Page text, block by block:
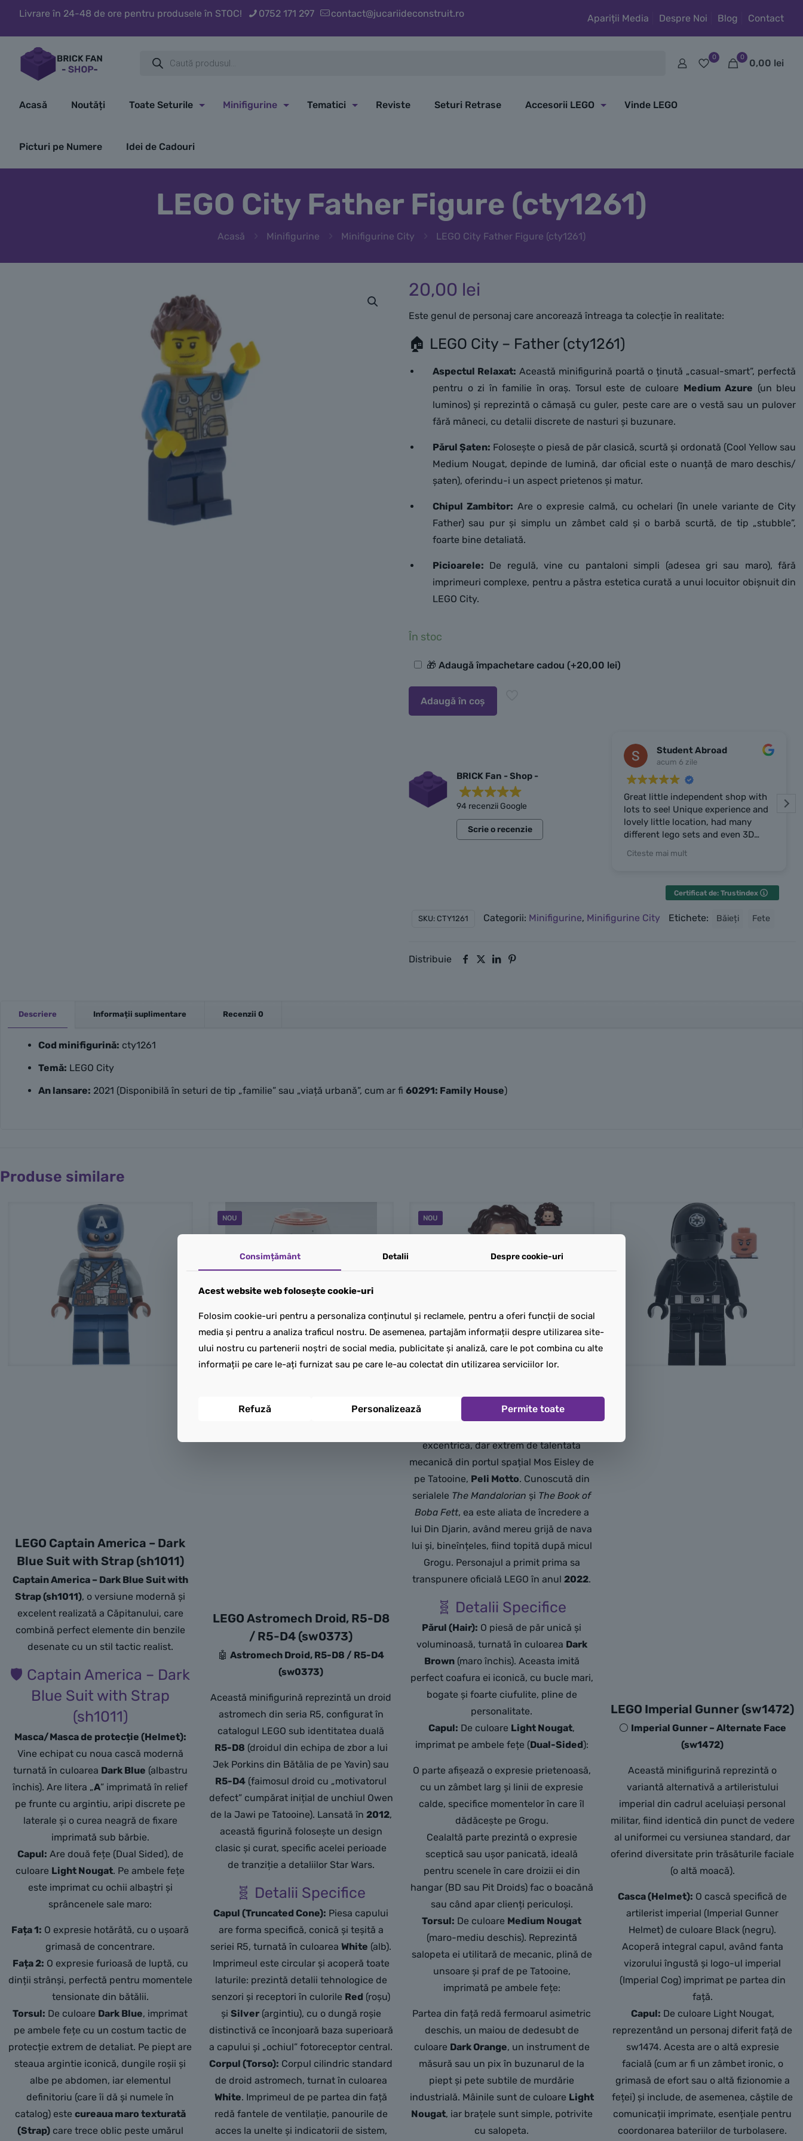
Livrare în 24-48 de ore pentru produsele în STOC! 0752 171 297 contact@jucariideconstruit.ro Apariții Media Despre Noi Blog Contact
search
0 0
0,00 lei
Acasă Noutăți Toate Seturile Minifigurine Tematici Reviste Seturi Retrase Accesorii LEGO Vinde LEGO
Picturi pe Numere Idei de Cadouri
LEGO City Father Figure (cty1261)
Acasă Minifigurine Minifigurine City LEGO City Father Figure (cty1261)
20,00 lei
Este genul de personaj care ancorează întreaga ta colecție în realitate:
🏠 LEGO City – Father (cty1261)
Aspectul Relaxat: Această minifigurină poartă o ținută „casual-smart”, perfectă
pentru o zi în familie în oraș. Torsul este de culoare Medium Azure (un bleu
luminos) și reprezintă o cămașă cu guler, peste care are o vestă sau un pulover
fără mâneci, cu detalii discrete de nasturi și buzunare.
Părul Șaten: Folosește o piesă de păr clasică, scurtă și ordonată (Cool Yellow sau
Medium Nougat, depinde de lumină, dar oficial este o nuanță de maro deschis/
șaten), oferindu-i un aspect prietenos și matur.
Chipul Zambitor: Are o expresie calmă, cu ochelari (în unele variante de City
Father) sau pur și simplu un zâmbet cald și o barbă scurtă, de tip „stubble”,
foarte bine detaliată.
Picioarele: De regulă, vine cu pantaloni simpli (adesea gri sau maro), fără
imprimeuri complexe, pentru a păstra estetica curată a unui locuitor obișnuit din
LEGO City.
În stoc
Opțiuni
🎁 Adaugă împachetare cadou (+20,00 lei)
Adaugă în coș
BRICK Fan - Shop -
94 recenzii Google
Scrie o recenzie
Student Abroad
acum 6 zile
Great little independent shop with
lots to see! Unique experience and
lovely little location, had many
different lego sets and even 3D
very chatty and friendly, highly
Citeste mai mult
Certificat de: Trustindex
SKU: CTY1261 Categorii: Minifigurine, Minifigurine City Etichete: Băieți Fete
Distribuie
Descriere Informații suplimentare Recenzii 0
Cod minifigurină: cty1261
Temă: LEGO City
An lansare: 2021 (Disponibilă în seturi de tip „familie” sau „viață urbană”, cum ar fi60291: Family House)
Produse similare
LEGO Captain America – Dark
Blue Suit with Strap (sh1011)
Captain America – Dark Blue Suit with
Strap (sh1011), o versiune modernă și
excelent realizată a Căpitanului, care
combină perfect elemente din benzile
desenate cu un stil tactic realist.
🛡️ Captain America – Dark
Blue Suit with Strap
(sh1011)
Masca/Masca de protecție (Helmet):
Vine echipat cu noua cască modernă
turnată în culoarea Dark Blue (albastru
închis). Are litera „A” imprimată în relief
pe frunte cu argintiu, aripi discrete pe
laterale și o curea neagră de fixare
imprimată sub bărbie.
Capul: Are două fețe (Dual Sided), de
culoare Light Nougat. Pe ambele fețe
este imprimat cu ochii albaștri și
sprâncenele sale maro:
Fața 1: O expresie hotărâtă, cu o ușoară
grimasă de concentrare.
Fața 2: O expresie furioasă de luptă, cu
dinții strânși, perfectă pentru momentele
tensionate din bătălii.
Torsul: De culoare Dark Blue, imprimat
pe ambele fețe cu un costum tactic de
protecție extrem de detaliat. Pe piept are
steaua argintie iconică, dungile roșii și
albe pe abdomen, iar elementul
definitoriu (care îi dă și numele în
catalog) este cureaua maro texturată
(Strap)care trece oblic peste umărul
NOU
LEGO Astromech Droid, R5-D8
/ R5-D4 (sw0373)
🤖 Astromech Droid, R5-D8 / R5-D4
(sw0373)
Această minifigurină reprezintă un droid
astromech din seria R5, configurat în
catalogul LEGO sub identitatea duală
R5-D8 (droidul din echipa de zbor a lui
Jek Porkins din Bătălia de pe Yavin) sau
R5-D4 (faimosul droid cu „motivatorul
defect” cumpărat inițial de unchiul Owen
de la Jawi pe Tatooine). Lansată în 2012,
această figurină folosește un design
clasic și curat, specific acelei perioade
de tranziție a detaliilor Star Wars.
🧬 Detalii Specifice
Capul (Truncated Cone): Piesa capului
are forma specifică, conică și teșită a
seriei R5, turnată în culoareaWhite (alb).
Imprimeul este circular și acoperă toate
laturile: prezintă detalii tehnologice de
senzori și receptori în culorile Red (roșu)
și Silver(argintiu), cu o dungă roșie
distinctivă ce înconjoară baza superioară
a capului și „ochiul” fotoreceptor central.
Corpul (Torso): Corpul cilindric standard
de droid astromech, turnat în culoarea
White. Imprimeul de pe partea din față
redă fantele de ventilație, panourile de
acces la unelte și indicatorii de sistem,
NOU
Peli Motto (sw1210)
excentrica, dar extrem de talentata
mecanică din portul spațial Mos Eisley de
pe Tatooine, Peli Motto. Cunoscută din
serialele The Mandalorian și The Book of
Boba Fett, ea este aliata de încredere a
lui Din Djarin, având mereu grijă de nava
lui și, bineînțeles, fiind topită după micul
Grogu. Personajul a primit prima sa
transpunere oficială LEGO în anul2022.
🧬 Detalii Specifice
Părul (Hair): O piesă de păr unică și
voluminoasă, turnată în culoarea Dark
Brown(maro închis). Aceasta imită
perfect coafura ei iconică, cu bucle mari,
bogate și foarte ciufulite, pline de
personalitate.
Capul: De culoare Light Nougat,
imprimat pe ambele fețe (Dual-Sided):
O parte afișează o expresie prietenoasă,
cu un zâmbet larg și linii de expresie
calde, specifice momentelor în care îl
dădăcește pe Grogu.
Cealaltă parte prezintă o expresie
sceptică sau ușor panicată, ideală
pentru scenele în care droizii ei din
hangar (BD sau Pit Droids) fac o boacănă
sau când apar clienți periculoși.
Torsul: De culoare Medium Nougat
(maro-mediu deschis). Reprezintă
salopeta ei utilitară de mecanic, plină de
unsoare și praf de pe Tatooine,
imprimată pe ambele fețe:
Partea din față redă fermoarul asimetric
deschis, un maiou de dedesubt de
culoare Dark Orange, un instrument de
măsură sau un pix în buzunarul de la
piept și pete subtile de murdărie
industrială. Mâinile sunt de culoare Light
Nougat, iar brațele sunt simple, potrivite
cu salopeta.
LEGO Imperial Gunner (sw1472)
⚪ Imperial Gunner – Alternate Face
(sw1472)
Această minifigurină reprezintă o
variantă alternativă a artileristului
imperial din cadrul aceluiași personal
militar, fiind identică din punct de vedere
al uniformei cu versiunea standard, dar
oferind diversitate prin trăsăturile faciale
(o altă moacă).
Casca (Helmet): O cască specifică de
artilerist imperial (Imperial Gunner
Helmet) de culoare Black (negru).
Acoperă integral capul, având fanta
vizorului îngustă și logo-ul imperial
(Imperial Cog) imprimat pe partea din
față.
Capul: De culoare Light Nougat,
reprezentând un personaj diferit față de
sw1474. Acesta are o altă expresie
facială (cum ar fi un zâmbet ironic, o
grimasă de efort sau o altă fizionomie a
feței) și include, de asemenea, căștile de
comunicații imprimate, esențiale pentru
coordonarea bateriilor de turbolasere.
Consimțământ Detalii Despre cookie-uri
Acest website web folosește cookie-uri
Folosim cookie-uri pentru a personaliza conținutul și reclamele, pentru a oferi funcții de social
media și pentru a analiza traficul nostru. De asemenea, partajăm informații despre utilizarea site-
ului nostru cu partenerii noștri de social media, publicitate și analiză, care le pot combina cu alte
informații pe care le-ați furnizat sau pe care le-au colectat din utilizarea serviciilor lor.
Refuză Personalizează Permite toate